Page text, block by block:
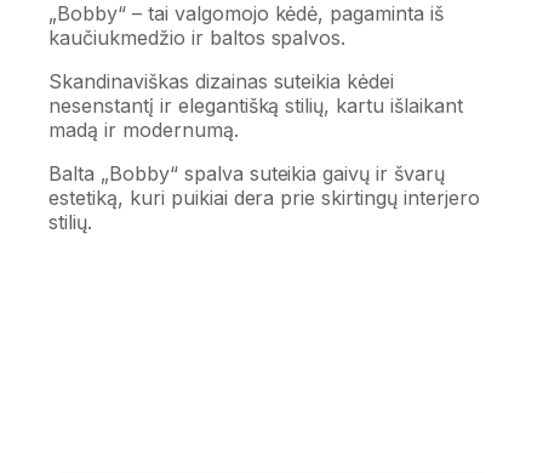
„Bobby“ – tai valgomojo kėdė, pagaminta iš
kaučiukmedžio ir baltos spalvos.
Skandinaviškas dizainas suteikia kėdei
nesenstantį ir elegantišką stilių, kartu išlaikant
madą ir modernumą.
Balta „Bobby“ spalva suteikia gaivų ir švarų
estetiką, kuri puikiai dera prie skirtingų interjero
stilių.